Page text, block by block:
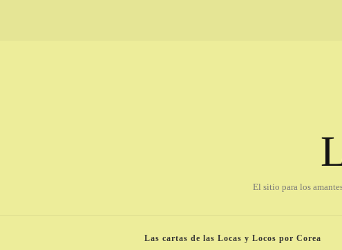
El sitio para los
Las cartas de las Locas y Locos por Corea